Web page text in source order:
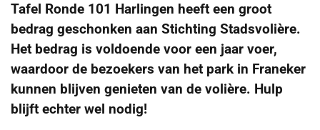
Tafel Ronde 101 Harlingen heeft een groot
bedrag geschonken aan Stichting Stadsvolière.
Het bedrag is voldoende voor een jaar voer,
waardoor de bezoekers van het park in Franeker
kunnen blijven genieten van de volière. Hulp
blijft echter wel nodig!